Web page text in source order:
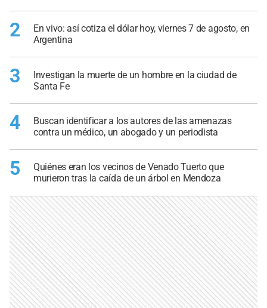
2
En vivo: así cotiza el dólar hoy, viernes 7 de agosto, en
Argentina
3
Investigan la muerte de un hombre en la ciudad de
Santa Fe
4
Buscan identificar a los autores de las amenazas
contra un médico, un abogado y un periodista
5
Quiénes eran los vecinos de Venado Tuerto que
murieron tras la caída de un árbol en Mendoza